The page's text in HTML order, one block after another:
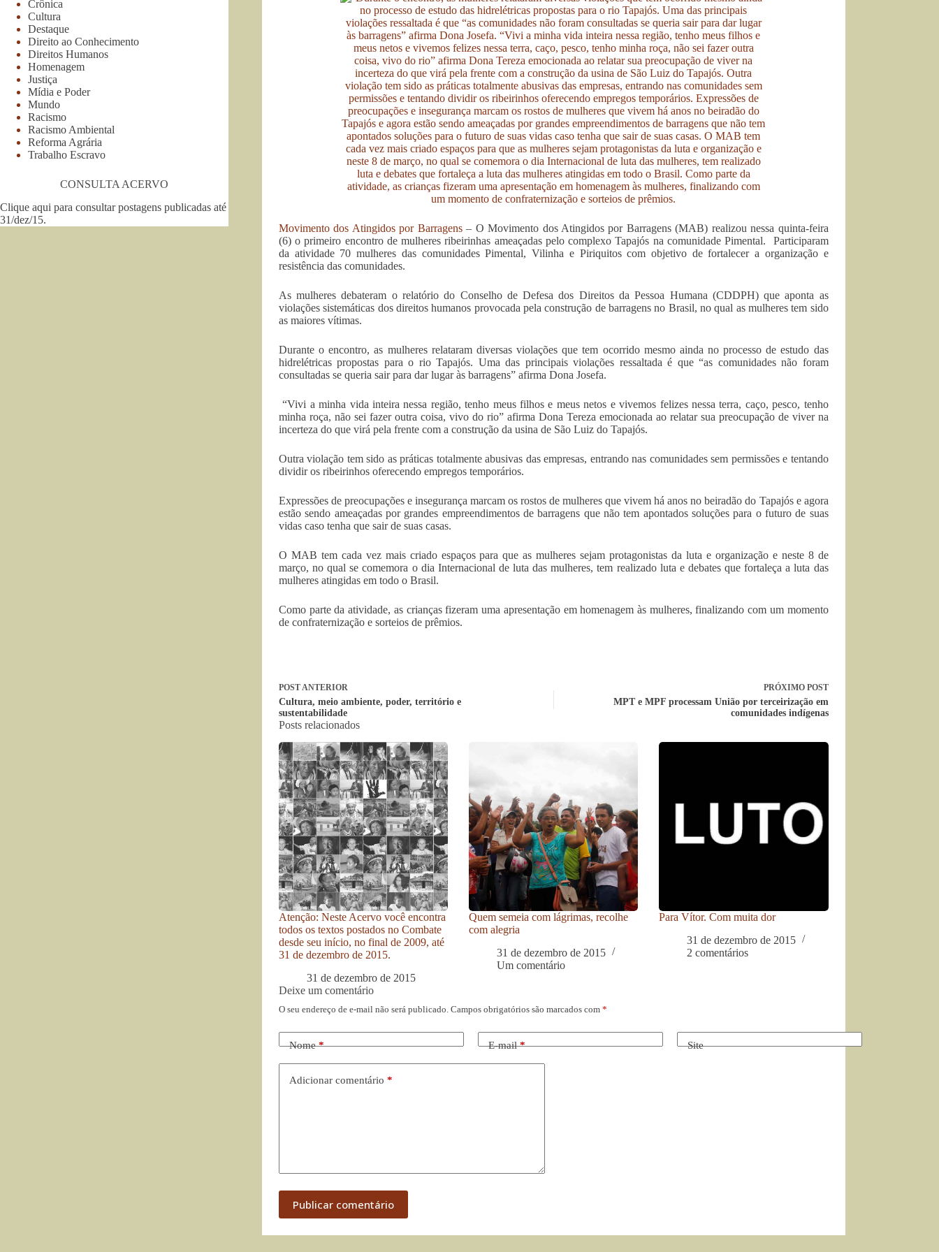
Movimento dos Atingidos por Barragens– O Movimento dos Atingidos por Barragens (MAB) realizou nessa quinta-feira
(6) o primeiro encontro de mulheres ribeirinhas ameaçadas pelo complexo Tapajós na comunidade Pimental. Participaram
da atividade 70 mulheres das comunidades Pimental, Vilinha e Piriquitos com objetivo de fortalecer a organização e
resistência das comunidades.
As mulheres debateram o relatório do Conselho de Defesa dos Direitos da Pessoa Humana (CDDPH) que aponta as
violações sistemáticas dos direitos humanos provocada pela construção de barragens no Brasil, no qual as mulheres tem sido
as maiores vítimas.
Durante o encontro, as mulheres relataram diversas violações que tem ocorrido mesmo ainda no processo de estudo das
hidrelétricas propostas para o rio Tapajós. Uma das principais violações ressaltada é que “as comunidades não foram
consultadas se queria sair para dar lugar às barragens” afirma Dona Josefa.
“Vivi a minha vida inteira nessa região, tenho meus filhos e meus netos e vivemos felizes nessa terra, caço, pesco, tenho
minha roça, não sei fazer outra coisa, vivo do rio” afirma Dona Tereza emocionada ao relatar sua preocupação de viver na
incerteza do que virá pela frente com a construção da usina de São Luiz do Tapajós.
Outra violação tem sido as práticas totalmente abusivas das empresas, entrando nas comunidades sem permissões e tentando
dividir os ribeirinhos oferecendo empregos temporários.
Expressões de preocupações e insegurança marcam os rostos de mulheres que vivem há anos no beiradão do Tapajós e agora
estão sendo ameaçadas por grandes empreendimentos de barragens que não tem apontados soluções para o futuro de suas
vidas caso tenha que sair de suas casas.
O MAB tem cada vez mais criado espaços para que as mulheres sejam protagonistas da luta e organização e neste 8 de
março, no qual se comemora o dia Internacional de luta das mulheres, tem realizado luta e debates que fortaleça a luta das
mulheres atingidas em todo o Brasil.
Como parte da atividade, as crianças fizeram uma apresentação em homenagem às mulheres, finalizando com um momento
de confraternização e sorteios de prêmios.
POSTANTERIOR
Cultura, meio ambiente, poder, território e
sustentabilidade
PRÓXIMO POST
MPT e MPF processam União por terceirização em
comunidades indígenas
Posts relacionados
Atenção: Neste Acervo você encontra
todos os textos postados no Combate
desde seu início, no final de 2009, até
31 de dezembro de 2015.
31 de dezembro de 2015
Quem semeia com lágrimas, recolhe
com alegria
31 de dezembro de 2015
Um comentário
Para Vítor. Com muita dor
31 de dezembro de 2015
2 comentários
Deixe um comentário
O seu endereço de e-mail não será publicado. Campos obrigatórios são marcados com *
Nome* E-mail* Site
Adicionar comentário *
Publicar comentário
Crônica
Cultura
Destaque
Direito ao Conhecimento
Direitos Humanos
Homenagem
Justiça
Mídia e Poder
Mundo
Racismo
Racismo Ambiental
Reforma Agrária
Trabalho Escravo
CONSULTA ACERVO
Clique aqui para consultar postagens publicadas até
31/dez/15.